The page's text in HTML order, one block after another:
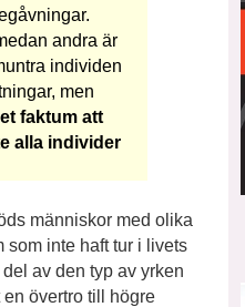
andra är
individen
men
faktum att
alla individer
människor med olika
som inte haft tur i livets
av den typ av yrken
övertro till högre